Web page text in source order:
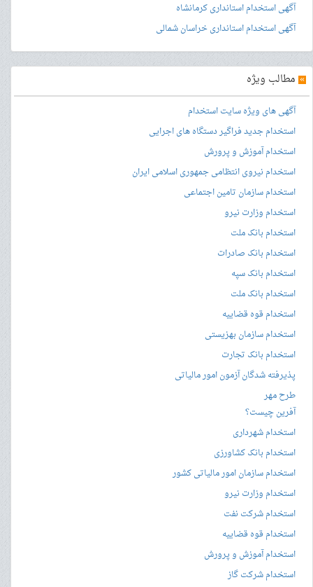
آگهی استخدام استانداری کرمانشاه
آگهی استخدام استانداری خراسان شمالی
» مطالب ویژه
آگهی های ویژه سایت استخدام
استخدام جدید فراگیر دستگاه های اجرایی
استخدام آموزش و پرورش
استخدام نیروی انتظامی جمهوری اسلامی ایران
استخدام سازمان تامین اجتماعی
استخدام وزارت نیرو
استخدام بانک ملت
استخدام بانک صادرات
استخدام بانک سپه
استخدام بانک ملت
استخدام قوه قضاییه
استخدام سازمان بهزیستی
استخدام بانک تجارت
پذیرفته شدگان آزمون امور مالیاتی
طرح مهر
آفرین چیست؟
استخدام شهرداری
استخدام بانک کشاورزی
استخدام سازمان امور مالیاتی کشور
استخدام وزارت نیرو
استخدام شرکت نفت
استخدام قوه قضاییه
استخدام آموزش و پرورش
استخدام شرکت گاز